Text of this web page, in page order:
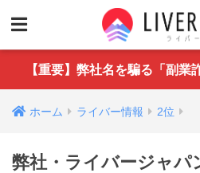
【重要】弊社名を騙る「副業
ホーム ライバー情報 2位
弊社・ライバージャパ